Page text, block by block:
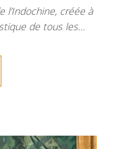
l’Indochine, créée à
de tous les…